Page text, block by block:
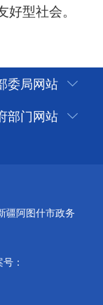
委局网站
部门网站
疆阿图什市政务
：